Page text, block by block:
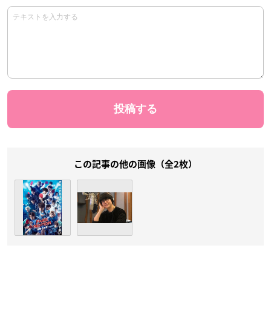
この記事の他の画像（全2枚）